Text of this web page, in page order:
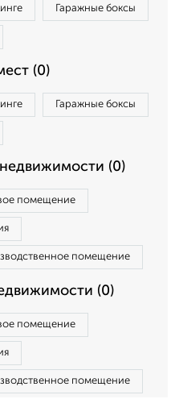
Гаражные боксы
(0)
Гаражные боксы
(0)
помещение
помещение
(0)
помещение
помещение